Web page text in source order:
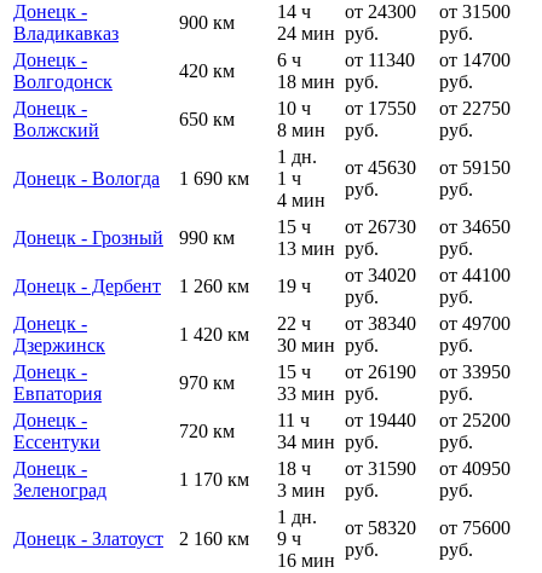
Донецк -
Владикавказ
900 км
14 ч
24 мин
от 24300
руб.
от 31500
руб.
Донецк -
Волгодонск
420 км
6 ч
18 мин
от 11340
руб.
от 14700
руб.
Донецк -
Волжский
650 км
10 ч
8 мин
от 17550
руб.
от 22750
руб.
Донецк - Вологда 1 690 км
1 дн.
1 ч
4 мин
от 45630
руб.
от 59150
руб.
Донецк - Грозный 990 км
15 ч
13 мин
от 26730
руб.
от 34650
руб.
Донецк - Дербент
1 260 км 19 ч
от 34020
руб.
от 44100
руб.
Донецк -
Дзержинск
1 420 км
22 ч
30 мин
от 38340
руб.
от 49700
руб.
Донецк -
Евпатория
970 км
15 ч
33 мин
от 26190
руб.
от 33950
руб.
Донецк -
Ессентуки
720 км
11 ч
34 мин
от 19440
руб.
от 25200
руб.
Донецк -
Зеленоград
1 170 км
18 ч
3 мин
от 31590
руб.
от 40950
руб.
Донецк - Златоуст 2 160 км
1 дн.
9 ч
16 мин
от 58320
руб.
от 75600
руб.